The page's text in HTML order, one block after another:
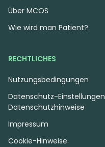
Über MCOS
Wie wird man Patient?
RECHTLICHES
Nutzungsbedingungen
Datenschutzhinweise
Impressum
Cookie-Hinweise
Datenschutz-Einstellungen